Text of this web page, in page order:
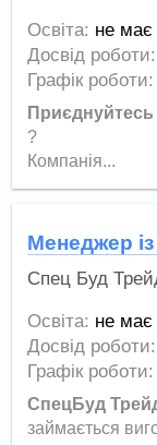
Освіта: не має
Досвід роботи:
Графік роботи:
?
Компанія...
Менеджер із
Спец Буд
Освіта: не має
Досвід роботи:
Графік роботи:
СпецБуд
займається